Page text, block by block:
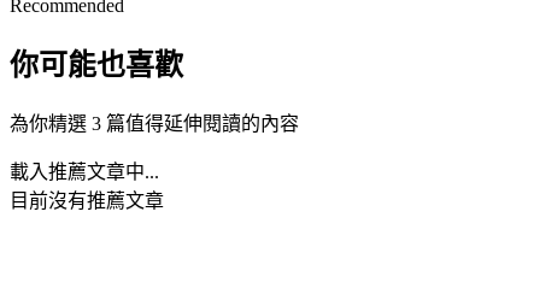
Recommended
你可能也喜歡
為你精選 3 篇值得延伸閱讀的內容
載入推薦文章中...
目前沒有推薦文章